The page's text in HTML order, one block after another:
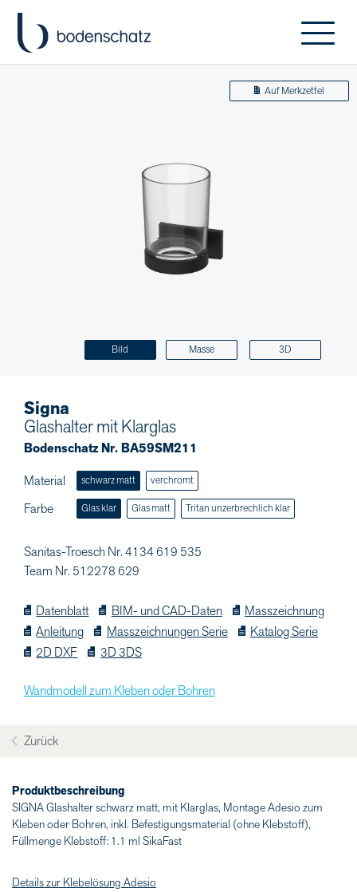
Bild Masse 3D
Auf Merkzettel
Signa
Glashalter mit Klarglas
Bodenschatz Nr. BA59SM211
Material
schwarz matt verchromt
Farbe Glas klar Glas matt Tritan unzerbrechlich klar
Sanitas-Troesch Nr. 4134 619 535
Team Nr. 512278 629
Datenblatt BIM- und CAD-Daten
Masszeichnung
Anleitung
Masszeichnungen Serie
Katalog Serie
2D DXF
3D 3DS
Wandmodell zum Kleben oder Bohren
Zurück
Produktbeschreibung
SIGNA Glashalter schwarz matt, mit Klarglas, Montage Adesio zum
Kleben oder Bohren, inkl. Befestigungsmaterial (ohne Klebstoff),
Füllmenge Klebstoff: 1.1 ml SikaFast
Details zur Klebelösung Adesio